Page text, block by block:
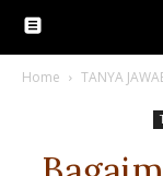
Home TANYA